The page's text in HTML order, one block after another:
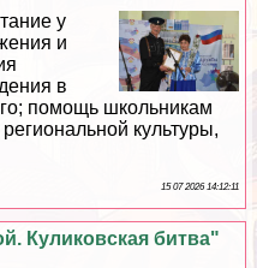
у
и
в
помощь школьникам
культуры,
15 07 2026 14:12:11
Куликовская битва"